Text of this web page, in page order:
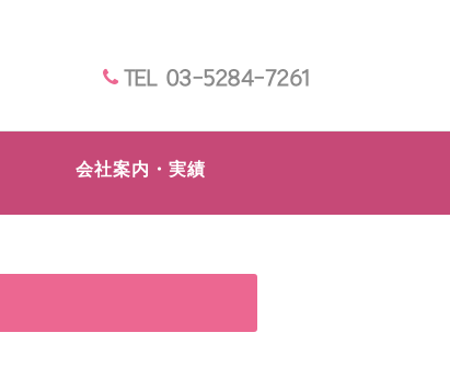
TEL 03-5284-7261
会社案内・実績